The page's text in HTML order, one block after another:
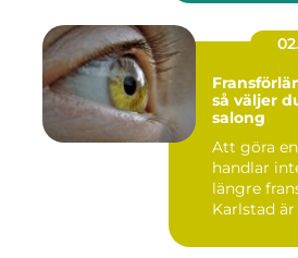
så väljer
salong
Att göra
handlar
längre
Karlstad är